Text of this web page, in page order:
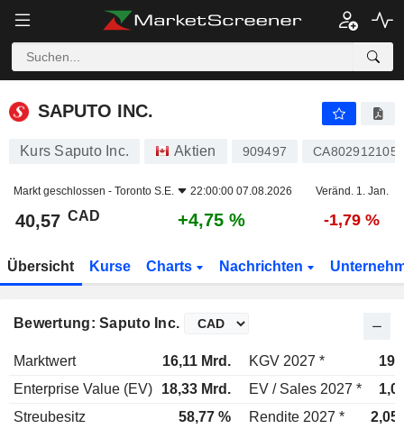
SAPUTO INC.
SAPUTO INC.
Kurs Saputo Inc. Aktien 909497 CA8029121057
Markt geschlossen - Toronto S.E. 22:00:00 07.08.2026 Veränd. 1. Jan.
40,57 CAD +4,75 % -1,79 %
Übersicht Kurse Charts Nachrichten
Bewertung: Saputo Inc.
Marktwert 16,11 Mrd. KGV 2027 *
Enterprise Value (EV)
18,33 Mrd. EV / Sales 2027 *
Streubesitz
58,77 % Rendite 2027 * 2,05